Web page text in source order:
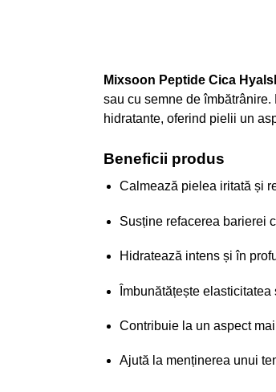
Mixsoon Peptide Cica
sau cu semne de
hidratante, oferind pielii un
Beneficii produs
Calmează pielea iritată și
Susține refacerea barierei
Hidratează intens și în
Îmbunătățește
Contribuie la un aspect
Ajută la menținerea unui